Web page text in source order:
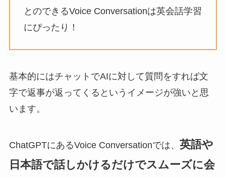
とのできるVoice Conversationは英会話学習
にぴったり！
基本的にはチャットでAIに対して質問をすれば文
字で返事が返ってくるというイメージが強いと思
います。
ChatGPTにあるVoice Conversationでは、 英語や
日本語で話しかけるだけでスムーズに会